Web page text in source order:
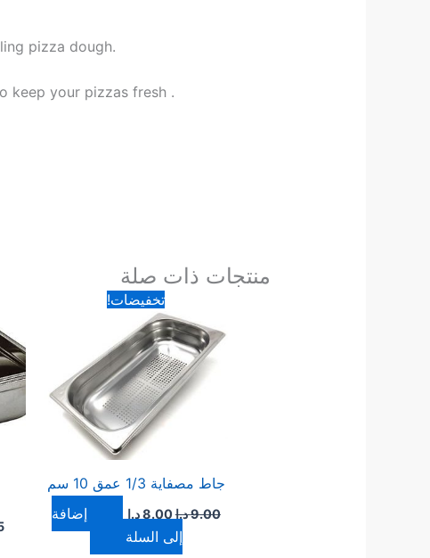
pizza dough.
keep your pizzas fresh .
منتجات ذات صلة
تخفيضات!
جاط مصفاية 1/3 عمق 10 سم
9.00د.ا
السعر
الأصلي
هو:
9.00 د.ا.
8.00د.ا
السعر
الحالي
8.00 د.ا.
إضافة
إلى السلة